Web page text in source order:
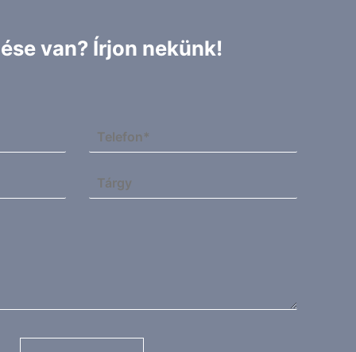
van? Írjon nekünk!